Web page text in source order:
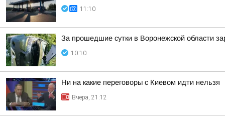
11:10
За прошедшие сутки в Воронежской области
10:10
Ни на какие переговоры с Киевом идти нельзя
Вчера, 21:12